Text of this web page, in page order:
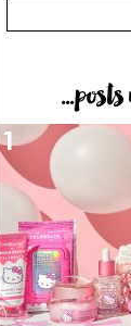
...posts
1